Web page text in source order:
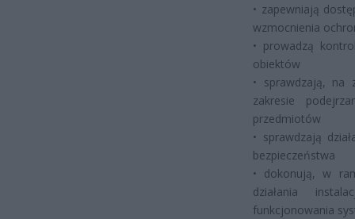
• zapewniają
wzmocnienia
• prowadzą
obiektów
• sprawdzają, na
zakresie
przedmiotów
• sprawdzają
bezpieczeństwa
• dokonują, w
działania
funkcjonowania